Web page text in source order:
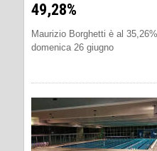
49,28%
Maurizio Borghetti è al
domenica 26 giugno